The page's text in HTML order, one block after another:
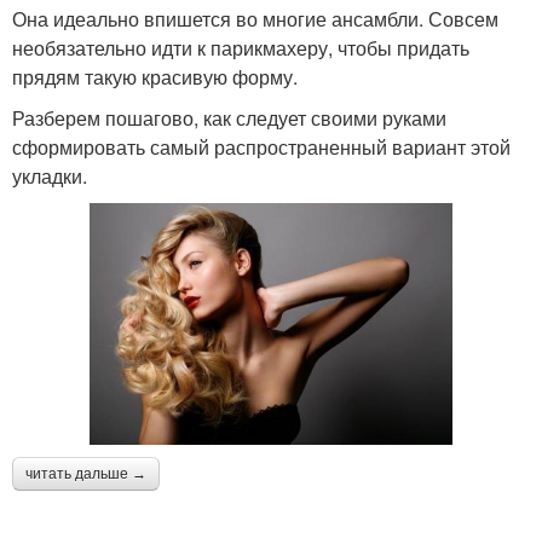
Она идеально впишется во многие ансамбли. Совсем
необязательно идти к парикмахеру, чтобы придать
прядям такую красивую форму.
Разберем пошагово, как следует своими руками
сформировать самый распространенный вариант этой
укладки.
читать дальше →